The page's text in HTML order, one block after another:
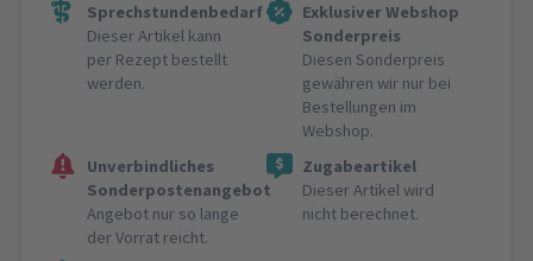
Sprechstundenbedarf
Dieser Artikel kann
per Rezept bestellt
werden.
Exklusiver Webshop
Sonderpreis
Diesen Sonderpreis
gewähren wir nur bei
Bestellungen im
Webshop.
Unverbindliches
Sonderpostenangebot
Angebot nur so lange
der Vorrat reicht.
Zugabeartikel
Dieser Artikel wird
nicht berechnet.